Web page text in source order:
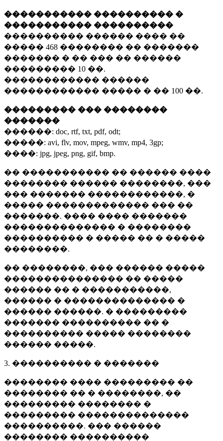
����������� ���������� �
����������� ����������
���������� ������ ���� ��
����� 468 �������� �� �������
������� � �� ��� �� ������
��������� 10 ��.
������������ ������
������������ ����� � �� 100 ��.
��������� ��� ��������
�������
������: doc, rtf, txt, pdf, odt;
�����: avi, flv, mov, mpeg, wmv, mp4, 3gp;
����: jpg, jpeg, png, gif, bmp.
�� ����������� �� ������ ����
�������� ������ ��������, ���
��� ������� ������������, �
����� ������������� ��� ��
�������. ���� ���� �������
�������������� � ��������
���������� � ����� �� � �����
��������.
�� ��������, ��� ������ �����
��������������� �� �����
������ �� � �����������,
������ � �������������� �
������ ������. � ���������
������� ���������� �� �
���������� ����� ��������
������ �����.
3. ���������� � �������
�������� ���� ��������� ��
�������� �� � ��������, ��
��������� �������� �
��������� ��������������
����������. ��� ������
�������� ����������